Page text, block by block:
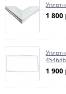
1 800
1 900